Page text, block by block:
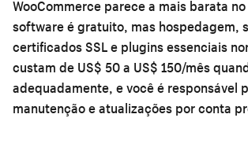
WooCommerce parece a mais barata
software é gratuito, mas hospedagem,
certificados SSL e plugins essenciais
custam de US$ 50 a US$ 150/mês
adequadamente, e você é responsável
manutenção e atualizações por conta